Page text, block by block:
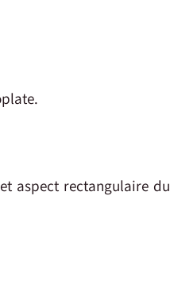
aspect rectangulaire du